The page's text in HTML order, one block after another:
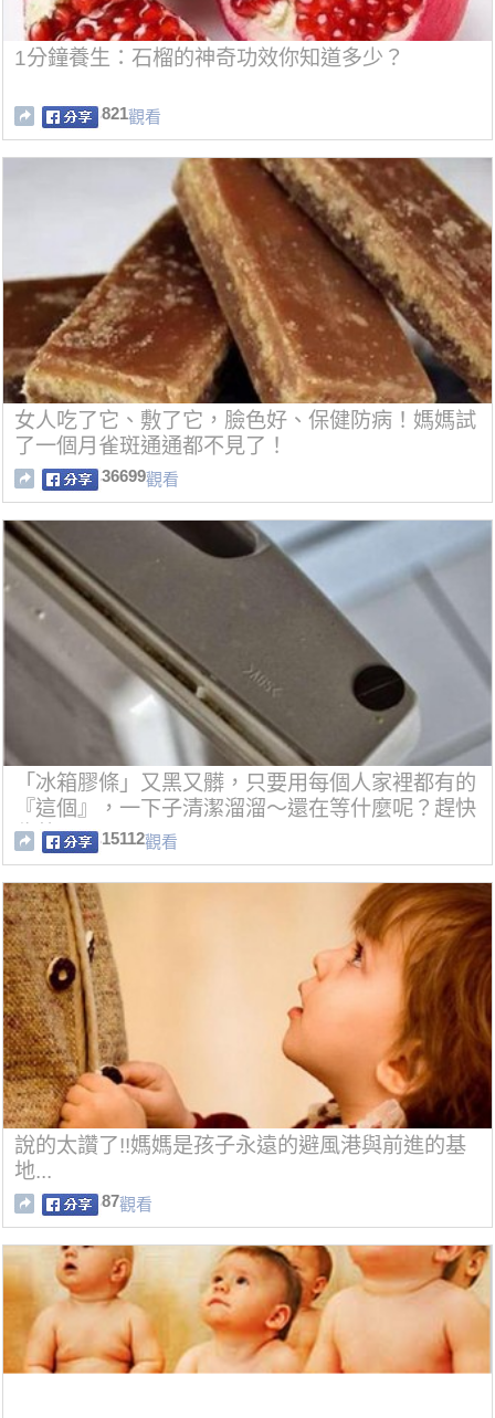
1分鐘養生：石榴的神奇功效你知道多少？
821觀看
女人吃了它、敷了它，臉色好、保健防病！媽媽試
了一個月雀斑通通都不見了！
36699觀看
「冰箱膠條」又黑又髒，只要用每個人家裡都有的
『這個』，一下子清潔溜溜～還在等什麼呢？趕快
收藏吧！！！
15112觀看
說的太讚了!!媽媽是孩子永遠的避風港與前進的基
地...
87觀看